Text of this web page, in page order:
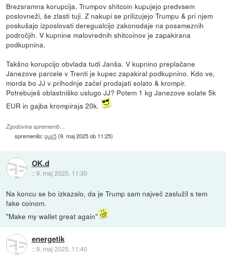
Brezsramna korupcija. Trumpov shitcoin kupujejo predvsem
poslovneži, še zlasti tuji. Z nakupi se prilizujejo Trumpu & pri njem
poskušajo izposlovati deregualcijo zakonodaje na posameznih
področjih. V kupnine malovrednih shitcoinov je zapakirana
podkupnina.
Takšno korupcijo obvlada tudi Janša. V kupnino preplačane
Janezove parcele v Trenti je kupec zapakiral podkupnino. Kdo ve,
morda bo JJ v prihodnje začel prodajati solato & krompir.
Potrebuješ oblastniško uslugo JJ? Potem 1 kg Janezove solate 5k
EUR in gajba krompiraja 20k.
Zgodovina sprememb…
spremenilo:gus5(9. maj 2025 ob 11:25)
OK.d
::9. maj 2025, 11:30
Na koncu se bo izkazalo, da je Trump sam največ zaslužil s tem
fake coinom.
"Make my wallet great again"
energetik
::9. maj 2025, 11:40